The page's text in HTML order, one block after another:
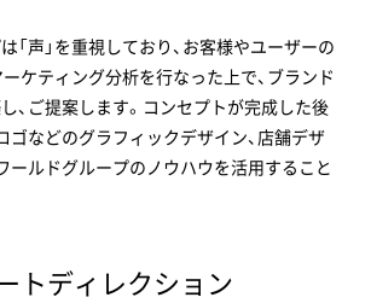
「声」を重視しており、お客様やユーザーの
ーケティング分析を行なった上で、ブランド
、ご提案します。コンセプトが完成した後
ゴなどのグラフィックデザイン、店舗デザ
ールドグループのノウハウを活用すること
トディレクション